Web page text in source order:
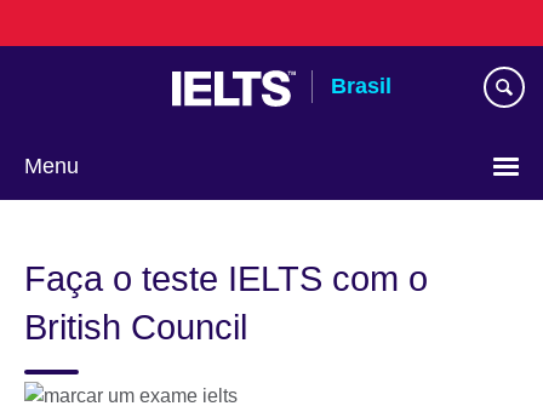
para
Brasil
Menu
language
Faça o teste IELTS com o
British Council